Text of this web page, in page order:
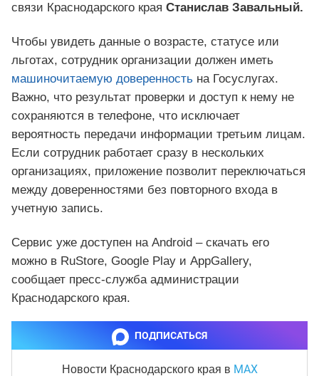
связи Краснодарского края Станислав Завальный.
Чтобы увидеть данные о возрасте, статусе или
льготах, сотрудник организации должен иметь
машиночитаемую доверенность на Госуслугах.
Важно, что результат проверки и доступ к нему не
сохраняются в телефоне, что исключает
вероятность передачи информации третьим лицам.
Если сотрудник работает сразу в нескольких
организациях, приложение позволит переключаться
между доверенностями без повторного входа в
учетную запись.
Сервис уже доступен на Android – скачать его
можно в RuStore, Google Play и AppGallery,
сообщает пресс-служба администрации
Краснодарского края.
ПОДПИСАТЬСЯ
Новости Краснодарского края в MAX